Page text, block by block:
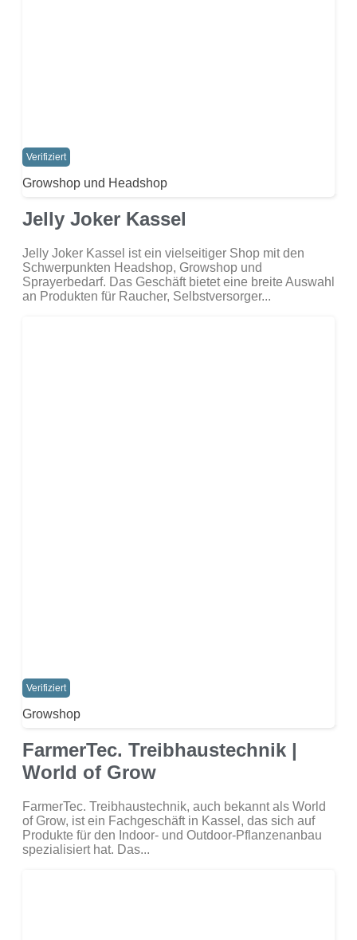
Verifiziert
Growshop und Headshop
Jelly Joker Kassel
Jelly Joker Kassel ist ein vielseitiger Shop mit den
Schwerpunkten Headshop, Growshop und
Sprayerbedarf. Das Geschäft bietet eine breite Auswahl
an Produkten für Raucher, Selbstversorger...
Verifiziert
Growshop
FarmerTec. Treibhaustechnik |
World of Grow
FarmerTec. Treibhaustechnik, auch bekannt als World
of Grow, ist ein Fachgeschäft in Kassel, das sich auf
Produkte für den Indoor- und Outdoor-Pflanzenanbau
spezialisiert hat. Das...